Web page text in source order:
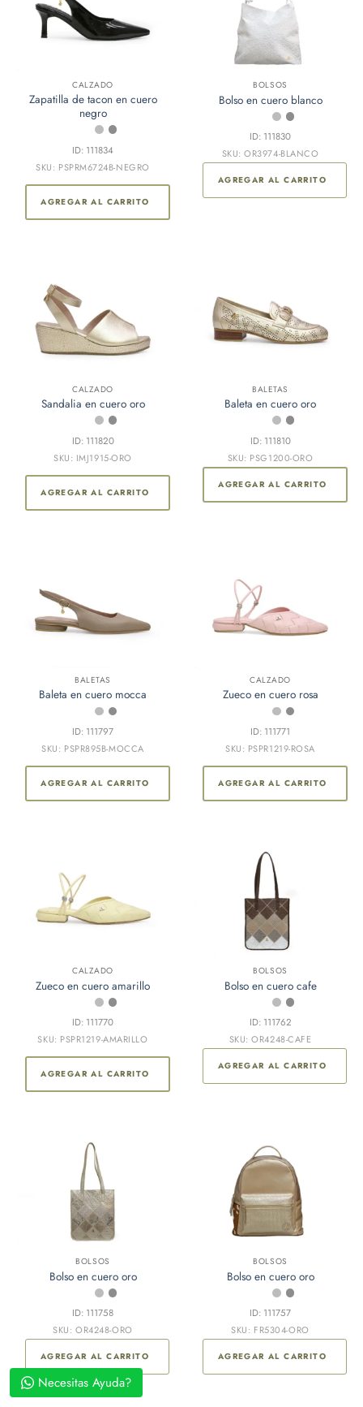
de
producto
CALZADO
Zapatilla de tacon en cuero
negro
ID: 111834
SKU: PSPRM6724B-NEGRO
AGREGAR AL CARRITO
BOLSOS
Bolso en cuero blanco
ID: 111830
SKU: OR3974-BLANCO
AGREGAR AL CARRITO
CALZADO
Sandalia en cuero oro
ID: 111820
SKU: IMJ1915-ORO
AGREGAR AL CARRITO
BALETAS
Baleta en cuero oro
ID: 111810
SKU: PSG1200-ORO
AGREGAR AL CARRITO
producto
variantes.
opciones
página
producto
BALETAS
Baleta en cuero mocca
ID: 111797
SKU: PSPR895B-MOCCA
AGREGAR AL CARRITO
CALZADO
Zueco en cuero rosa
ID: 111771
SKU: PSPR1219-ROSA
AGREGAR AL CARRITO
CALZADO
Zueco en cuero amarillo
ID: 111770
SKU: PSPR1219-AMARILLO
AGREGAR AL CARRITO
BOLSOS
Bolso en cuero cafe
ID: 111762
SKU: OR4248-CAFE
AGREGAR AL CARRITO
BOLSOS
Bolso en cuero oro
ID: 111758
SKU: OR4248-ORO
AGREGAR AL CARRITO
BOLSOS
Bolso en cuero oro
ID: 111757
SKU: FR5304-ORO
AGREGAR AL CARRITO
Necesitas Ayuda?